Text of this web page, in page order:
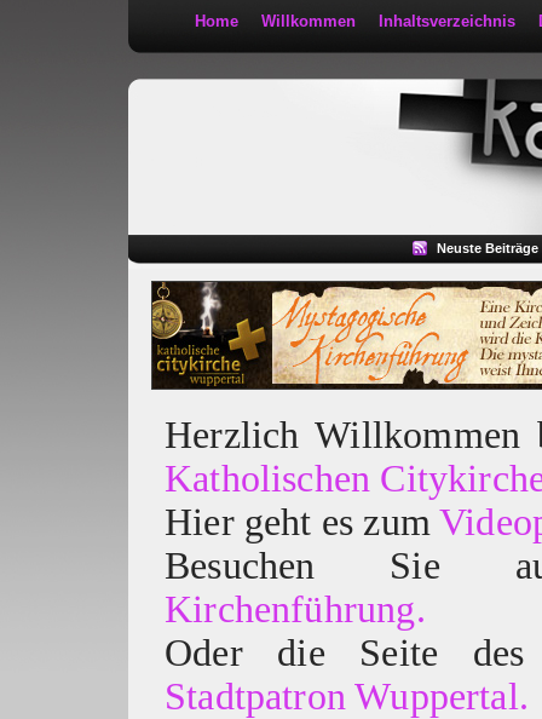
Home Willkommen Inhaltsverzeichnis
Neuste Beiträge
Herzlich
Katholischen
Hier geht es zum
Besuchen
Kirchenführung.
Oder die Seite des
Stadtpatron Wuppertal.